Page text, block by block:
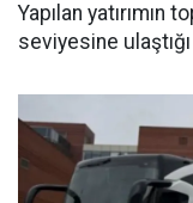
Yapılan yatırımın
seviyesine